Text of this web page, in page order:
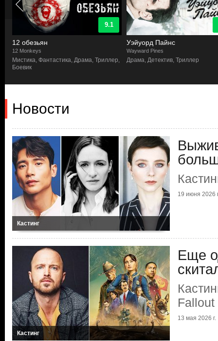
8.2
Уэйуорд Пайнс
Wayward Pines
Драма, Детектив, Триллер
Бойтесь ходячих мертвецов
Fear the Walking Dead
Ужасы, Триллер, Фантастика,
Новости
Кастинг
19 июня 2026
Кастинг
Еще
Fallout
13 мая 2026 г.